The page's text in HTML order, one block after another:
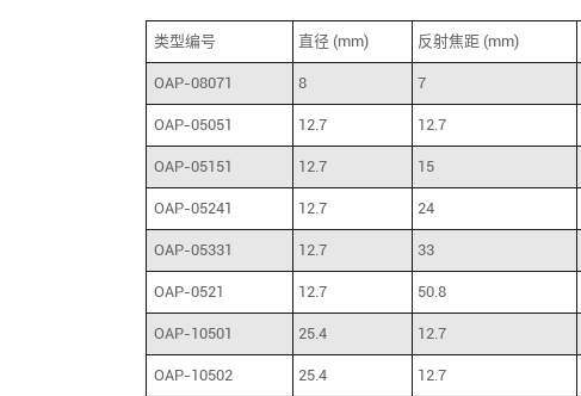
类型编号 直径 (mm) 反射焦距 (mm)
OAP-08071 8 7
OAP-05051 12.7 12.7
OAP-05151 12.7 15
OAP-05241 12.7 24
OAP-05331 12.7 33
OAP-0521 12.7 50.8
OAP-10501 25.4 12.7
OAP-10502 25.4 12.7